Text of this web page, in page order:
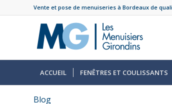
Vente et pose de menuiseries à Bordeaux de
ACCUEIL FENÊTRES ET COULISSANTS
Blog